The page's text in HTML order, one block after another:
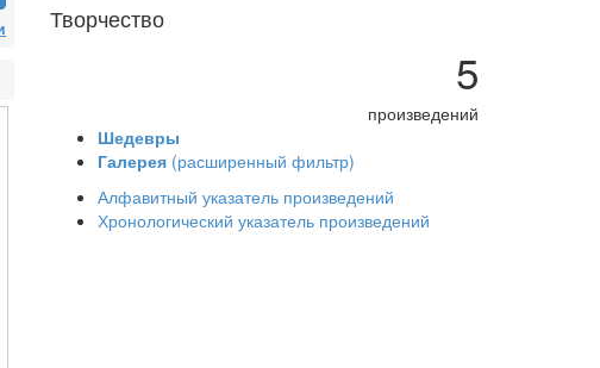
Творчество
5
произведений
Шедевры
Галерея (расширенный фильтр)
Алфавитный указатель произведений
Хронологический указатель произведений